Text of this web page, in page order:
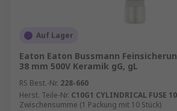
Auf Lager
Eaton Eaton Bussmann
38 mm 500V Keramik gG, gL
RS Best.-Nr. 228-660
Herst. Teile-Nr. C10G1 CYLINDRICAL FUSE
Zwischensumme (1 Packung mit 10 Stück)